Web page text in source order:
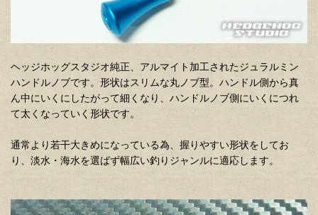
ヘッジホッグスタジオ純正、アルマイト加工されたジュラルミン
ハンドルノブです。形状はスリムな丸ノブ型。ハンドル側から真
ん中にいくにしたがって細くなり、ハンドルノブ側にいくにつれ
て太くなっていく形状です。
通常より若干大きめになっている為、握りやすい形状をしてお
り、淡水・海水を選ばず幅広い釣りジャンルに適応します。